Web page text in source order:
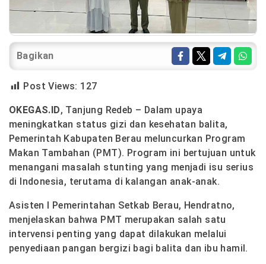
Bagikan
Post Views: 127
OKEGAS.ID, Tanjung Redeb – Dalam upaya
meningkatkan status gizi dan kesehatan balita,
Pemerintah Kabupaten Berau meluncurkan Program
Makan Tambahan (PMT). Program ini bertujuan untuk
menangani masalah stunting yang menjadi isu serius
di Indonesia, terutama di kalangan anak-anak.
Asisten I Pemerintahan Setkab Berau, Hendratno,
menjelaskan bahwa PMT merupakan salah satu
intervensi penting yang dapat dilakukan melalui
penyediaan pangan bergizi bagi balita dan ibu hamil.